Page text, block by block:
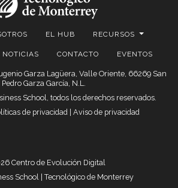
EL HUB RECURSOS
NOTICIAS CONTACTO EVENTOS
Garza Lagüera, Valle Oriente, 66269 San
Pedro Garza García, N.L.
School, todos los derechos reservados.
de privacidad Aviso de privacidad
Centro de Evolución Digital
School | Tecnológico de Monterrey